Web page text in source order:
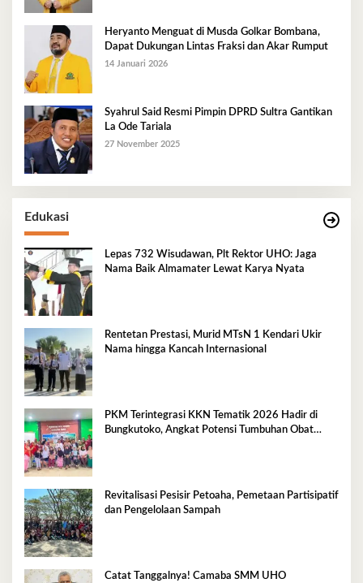
Heryanto Menguat di Musda Golkar Bombana,
Dapat Dukungan Lintas Fraksi dan Akar Rumput
14 Januari 2026
Syahrul Said Resmi Pimpin DPRD Sultra Gantikan
La Ode Tariala
27 November 2025
Edukasi
Lepas 732 Wisudawan, Plt Rektor UHO: Jaga
Nama Baik Almamater Lewat Karya Nyata
Rentetan Prestasi, Murid MTsN 1 Kendari Ukir
Nama hingga Kancah Internasional
PKM Terintegrasi KKN Tematik 2026 Hadir di
Bungkutoko, Angkat Potensi Tumbuhan Obat
Revitalisasi Pesisir Petoaha, Pemetaan Partisipatif
dan Pengelolaan Sampah
Catat Tanggalnya! Camaba SMM UHO